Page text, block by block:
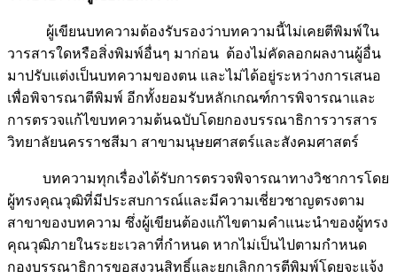
ผู้เขียนบทความต้องรับรองว่าบทความนี้ไม่เคยตีพิมพ์ใน
วารสารใดหรือสิ่งพิมพ์อื่นๆ มาก่อน ต้องไม่คัดลอกผลงานผู้อื่น
มาปรับแต่งเป็นบทความของตน และไม่ได้อยู่ระหว่างการเสนอ
เพื่อพิจารณาตีพิมพ์ อีกทั้งยอมรับหลักเกณฑ์การพิจารณาและ
การตรวจแก้ไขบทความต้นฉบับโดยกองบรรณาธิการวารสาร
วิทยาลัยนครราชสีมา สาขามนุษยศาสตร์และสังคมศาสตร์
บทความทุกเรื่องได้รับการตรวจพิจารณาทางวิชาการโดย
ผู้ทรงคุณวุฒิที่มีประสบการณ์และมีความเชี่ยวชาญตรงตาม
สาขาของบทความ ซึ่งผู้เขียนต้องแก้ไขตามคำแนะนำของผู้ทรง
คุณวุฒิภายในระยะเวลาที่กำหนด หากไม่เป็นไปตามกำหนด
กองบรรณาธิการขอสงวนสิทธิ์และยกเลิกการตีพิมพ์โดยจะแจ้ง